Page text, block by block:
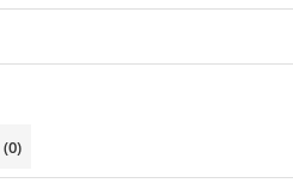
(0)